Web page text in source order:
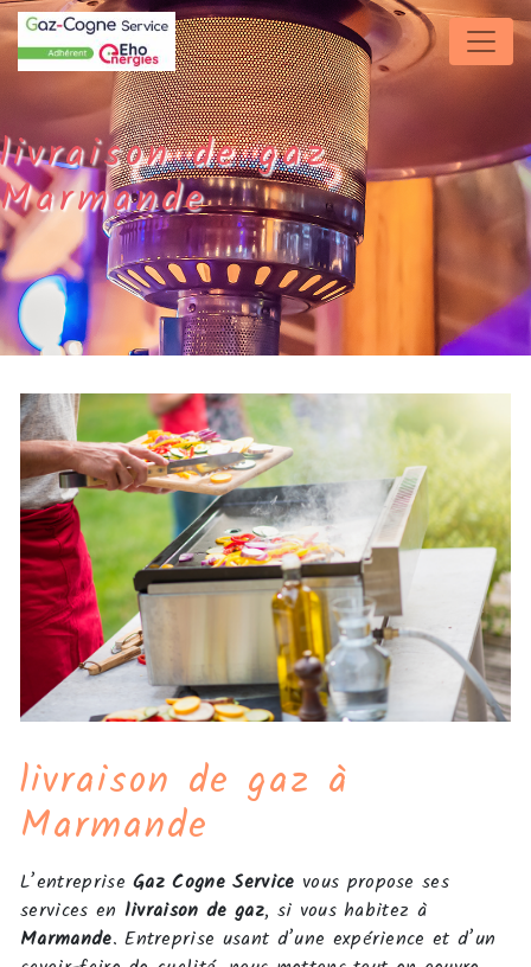
Panneau de gestion des cookies
livraison de gaz
Marmande
livraison de gaz à
Marmande
L’entrepriseGaz Cogne Service vous propose ses
services en livraison de gaz, si vous habitez à
Marmande. Entreprise usant d’une expérience et d’un